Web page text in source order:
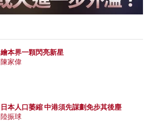
繪本界一顆閃亮新星
陳家偉
日本人口萎縮 中港須先謀劃免步其後塵
陸振球